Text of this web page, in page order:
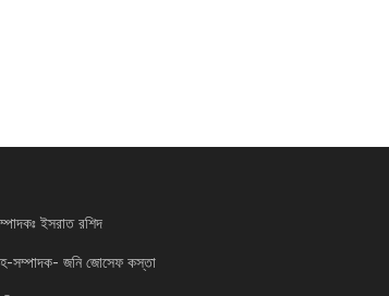
ইসরাত রশিদ
সম্পাদক- জনি জোসেফ কস্তা